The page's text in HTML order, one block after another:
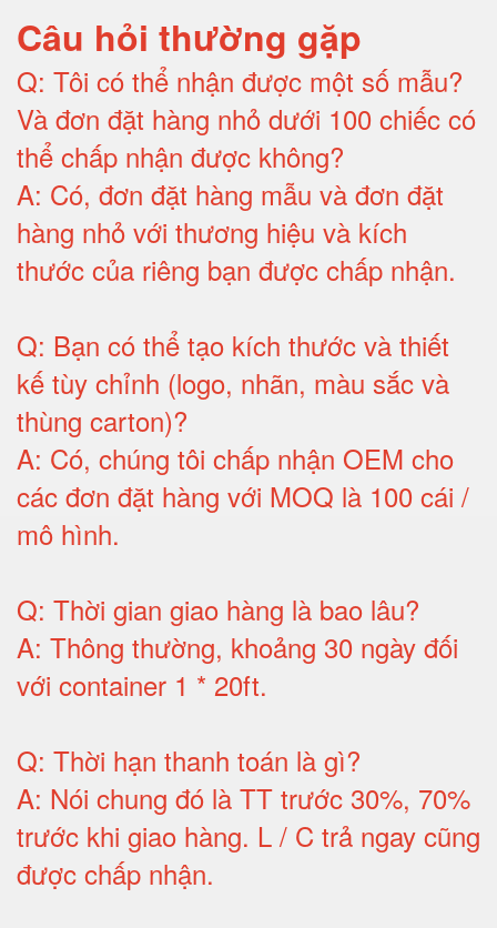
Câu hỏi thường gặp
Q: Tôi có thể nhận được một số mẫu?
Và đơn đặt hàng nhỏ dưới 100 chiếc có
thể chấp nhận được không?
A: Có, đơn đặt hàng mẫu và đơn đặt
hàng nhỏ với thương hiệu và kích
thước của riêng bạn được chấp nhận.
Q: Bạn có thể tạo kích thước và thiết
kế tùy chỉnh (logo, nhãn, màu sắc và
thùng carton)?
A: Có, chúng tôi chấp nhận OEM cho
các đơn đặt hàng với MOQ là 100 cái /
mô hình.
Q: Thời gian giao hàng là bao lâu?
A: Thông thường, khoảng 30 ngày đối
với container 1 * 20ft.
Q: Thời hạn thanh toán là gì?
A: Nói chung đó là TT trước 30%, 70%
trước khi giao hàng. L / C trả ngay cũng
được chấp nhận.